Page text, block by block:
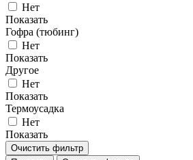
Нет
Показать
Гофра (тюбинг)
Нет
Показать
Другое
Нет
Показать
Термоусадка
Нет
Показать
Очистить фильтр